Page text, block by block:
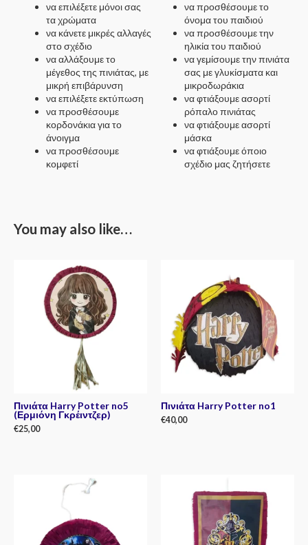
να επιλέξετε μόνοι σας
τα χρώματα
να κάνετε μικρές αλλαγές
στο σχέδιο
να αλλάξουμε το
μέγεθος της πινιάτας, με
μικρή επιβάρυνση
να επιλέξετε εκτύπωση
να προσθέσουμε
κορδονάκια για το
άνοιγμα
να προσθέσουμε
κομφετί
να προσθέσουμε το
όνομα του παιδιού
να προσθέσουμε την
ηλικία του παιδιού
να γεμίσουμε την πινιάτα
σας με γλυκίσματα και
μικροδωράκια
να φτιάξουμε ασορτί
ρόπαλο πινιάτας
να φτιάξουμε ασορτί
μάσκα
να φτιάξουμε όποιο
σχέδιο μας ζητήσετε
You may also like…
Πινιάτα Harry Potter no5
(Ερμιόνη Γκρέιντζερ)
€25,00
Πινιάτα Harry Potter no1
€40,00